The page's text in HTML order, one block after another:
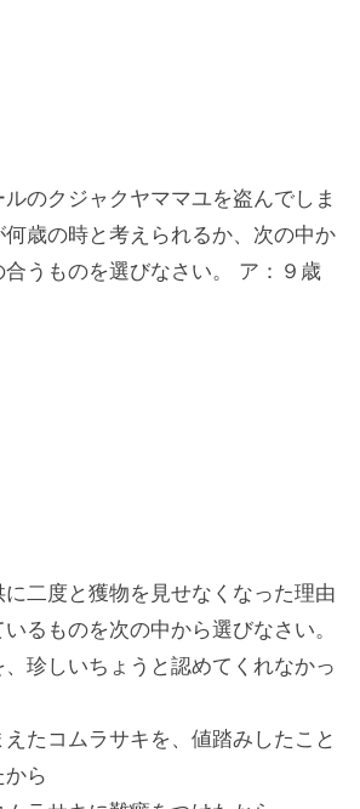
ルのクジャクヤママユを盗んでしま
何歳の時と考えられるか、次の中か
合うものを選びなさい。 ア：９歳
に二度と獲物を見せなくなった理由
るものを次の中から選びなさい。
珍しいちょうと認めてくれなかっ
たコムラサキを、値踏みしたこと
ら